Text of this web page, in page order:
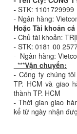
- STK: 1101729999
- Ngân hàng:
Hoặc Tài khoản
- Chủ tài khoản:
- STK: 0181 00
- Ngân hàng:
***Vận chuyển:
- Công ty chúng
TP. HCM và giao
thành TP. HCM
- Thời gian giao
kể từ ngày nhận